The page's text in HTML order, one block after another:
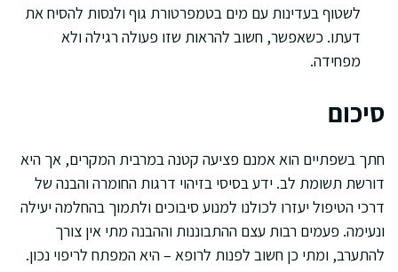
לשטוף בעדינות עם מים בטמפרטורת גוף ולנסות להסיח את
דעתו. כשאפשר, חשוב להראות שזו פעולה רגילה ולא
מפחידה.
סיכום
חתך בשפתיים הוא אמנם פציעה קטנה במרבית המקרים, אך היא
דורשת תשומת לב. ידע בסיסי בזיהוי דרגות החומרה והבנה של
דרכי הטיפול יעזרו לכולנו למנוע סיבוכים ולתמוך בהחלמה יעילה
ונעימה. פעמים רבות עצם ההתבוננות וההבנה מתי אין צורך
להתערב, ומתי כן חשוב לפנות לרופא – היא המפתח לריפוי נכון.